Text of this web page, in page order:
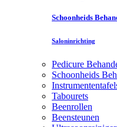
Schoonheids
Saloninrichting
Pedicure
Schoonheids
Tabourets
Beenrollen
Beensteunen